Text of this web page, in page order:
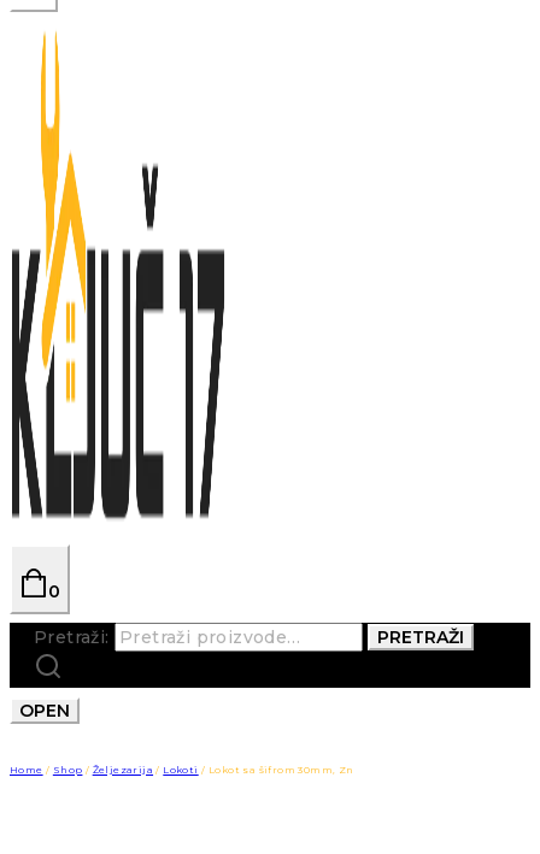
0
Pretraži: PRETRAŽI
OPEN
Home / Shop / Željezarija / Lokoti / Lokot sa šifrom 30mm, Zn